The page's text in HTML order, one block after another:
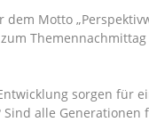
Motto
sorgen für
alle